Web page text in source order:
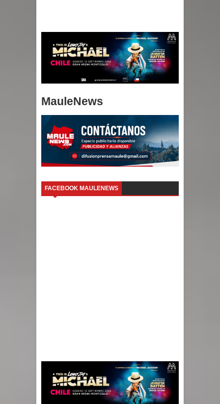
MauleNews
FACEBOOK MAULENEWS